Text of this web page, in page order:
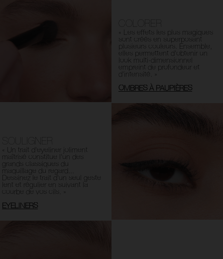
COLORER
« Les effets les plus magiques
sont créés en superposant
plusieurs couleurs. Ensemble,
elles permettent d'obtenir un
look multi-dimensionnel
empreint de profondeur et
d'intensité. »
OMBRES À PAUPIÈRES
SOULIGNER
« Un trait d'eyeliner joliment
maîtrisé constitue l'un des
grands classiques du
maquillage du regard...
Dessinez le trait d'un seul geste
lent et régulier en suivant la
courbe de vos cils. »
EYELINERS